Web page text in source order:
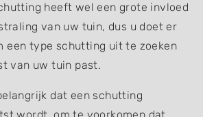
heeft wel een grote invloed
van uw tuin, dus u doet er
een type schutting uit te zoeken
van uw tuin past.
dat een schutting